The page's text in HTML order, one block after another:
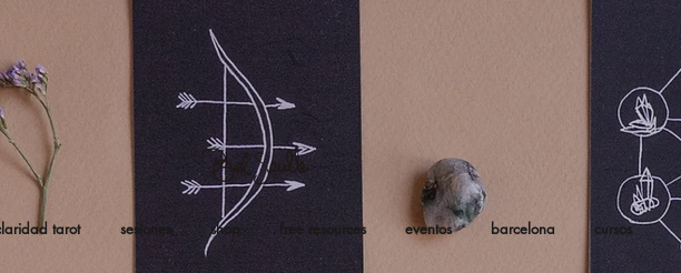
tarot sesiones shop free resources eventos barcelona cursos